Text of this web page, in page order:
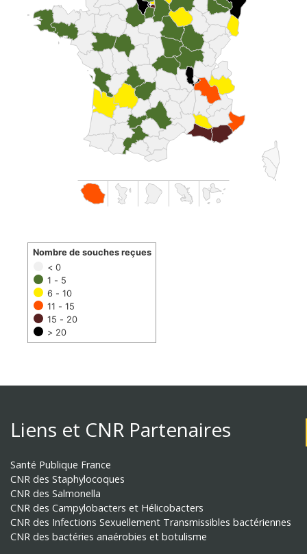
< 0
1 - 5
6 - 10
11 - 15
15 - 20
> 20
Nombre de souches reçues
Liens et CNR Partenaires
Santé Publique France
CNR des Staphylocoques
CNR des Salmonella
CNR des Campylobacters et Hélicobacters
CNR des Infections Sexuellement Transmissibles bactériennes
CNR des bactéries anaérobies et botulisme